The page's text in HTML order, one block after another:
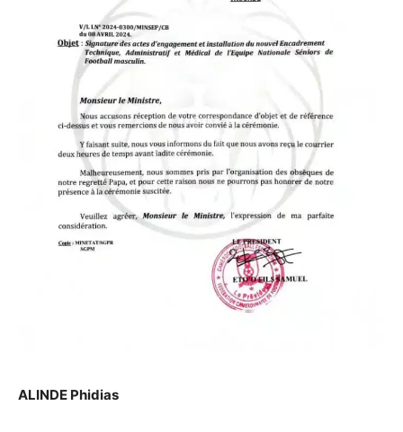
ALINDE Phidias